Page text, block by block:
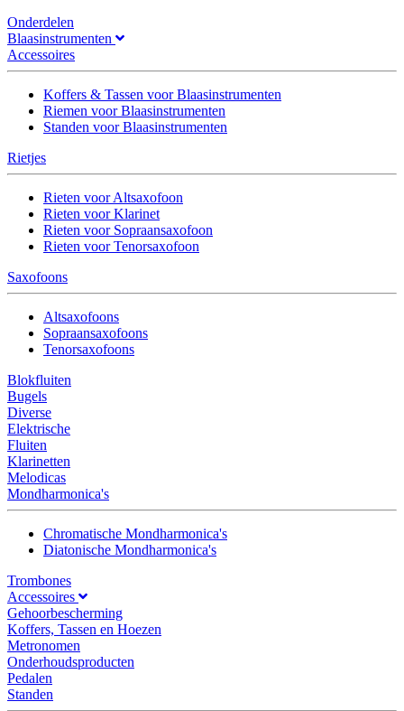
Onderdelen
Blaasinstrumenten
Accessoires
Koffers & Tassen voor Blaasinstrumenten
Riemen voor Blaasinstrumenten
Standen voor Blaasinstrumenten
Rietjes
Rieten voor Altsaxofoon
Rieten voor Klarinet
Rieten voor Sopraansaxofoon
Rieten voor Tenorsaxofoon
Saxofoons
Altsaxofoons
Sopraansaxofoons
Tenorsaxofoons
Blokfluiten
Bugels
Diverse
Elektrische
Fluiten
Klarinetten
Melodicas
Mondharmonica's
Chromatische Mondharmonica's
Diatonische Mondharmonica's
Trombones
Accessoires
Gehoorbescherming
Koffers, Tassen en Hoezen
Metronomen
Onderhoudsproducten
Pedalen
Standen